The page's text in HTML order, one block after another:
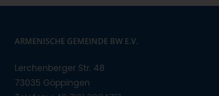
ARMENISCHE GEMEINDE BW E.V.
Lerchenberger Str. 48
73035 Göppingen